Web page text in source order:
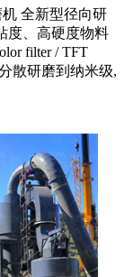
全新型径向研
度、高硬度物料
filter / TFT
散研磨到纳米级,